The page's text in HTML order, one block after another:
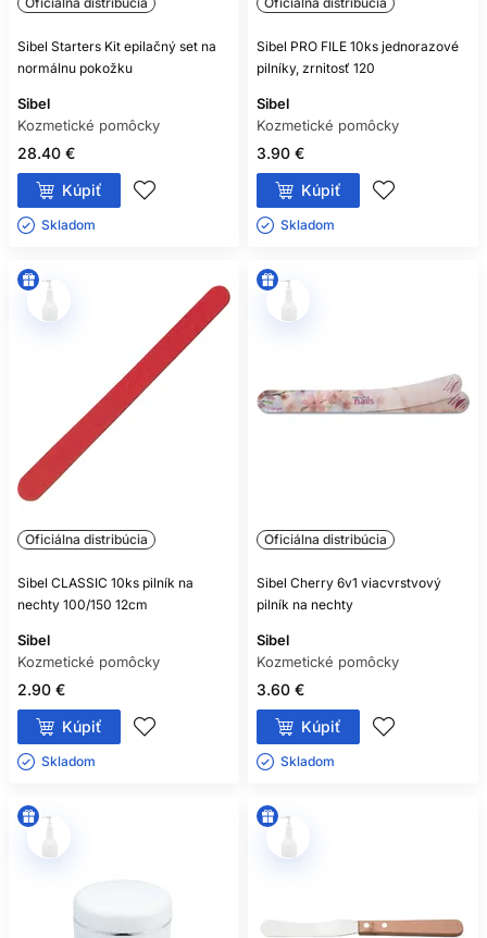
Sibel Starters Kit epilačný set na
normálnu pokožku
Sibel
Kozmetické pomôcky
28.40 €
Kúpiť
Skladom ㅤ
Sibel PRO FILE 10ks jednorazové
pilníky, zrnitosť 120
Sibel
Kozmetické pomôcky
3.90 €
Kúpiť
Skladom ㅤ
Oficiálna distribúcia
Sibel CLASSIC 10ks pilník na
nechty 100/150 12cm
Sibel
Kozmetické pomôcky
2.90 €
Kúpiť
Skladom ㅤ
Oficiálna distribúcia
Sibel Cherry 6v1 viacvrstvový
pilník na nechty
Sibel
Kozmetické pomôcky
3.60 €
Kúpiť
Skladom ㅤ